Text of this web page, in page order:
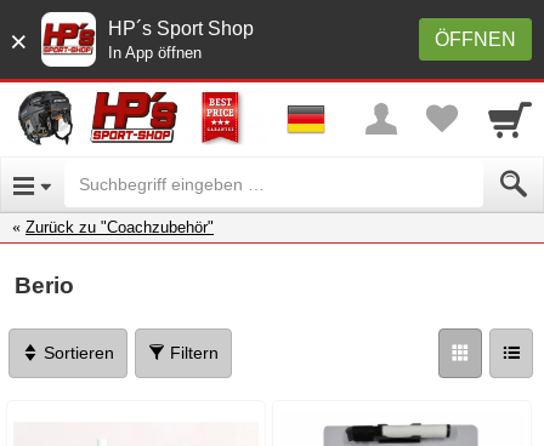
× ÖFFNEN
HP´s Sport Shop
In App öffnen
Zurück zu "Coachzubehör"
Berio
Sortieren Filtern